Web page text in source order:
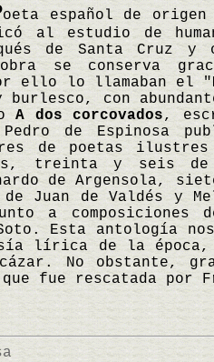
oeta español de
al estudio de
de Santa Cruz
se conserva
ello lo llamaban el
burlesco, con
A dos corcovados,
de Espinosa
de poetas ilustres
treinta y seis de
de Argensola,
Juan de Valdés y
a composiciones
Esta antología
lírica de la época,
No obstante,
fue rescatada por